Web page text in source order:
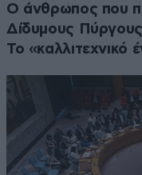
Ο άνθρωπος που
Δίδυμους
Το «καλλιτεχνικό